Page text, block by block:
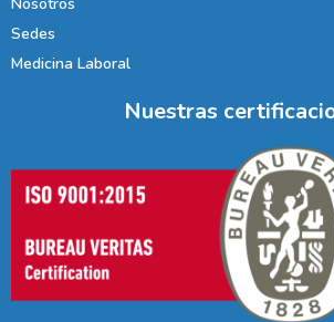
Sedes
Medicina Laboral
Nuestras